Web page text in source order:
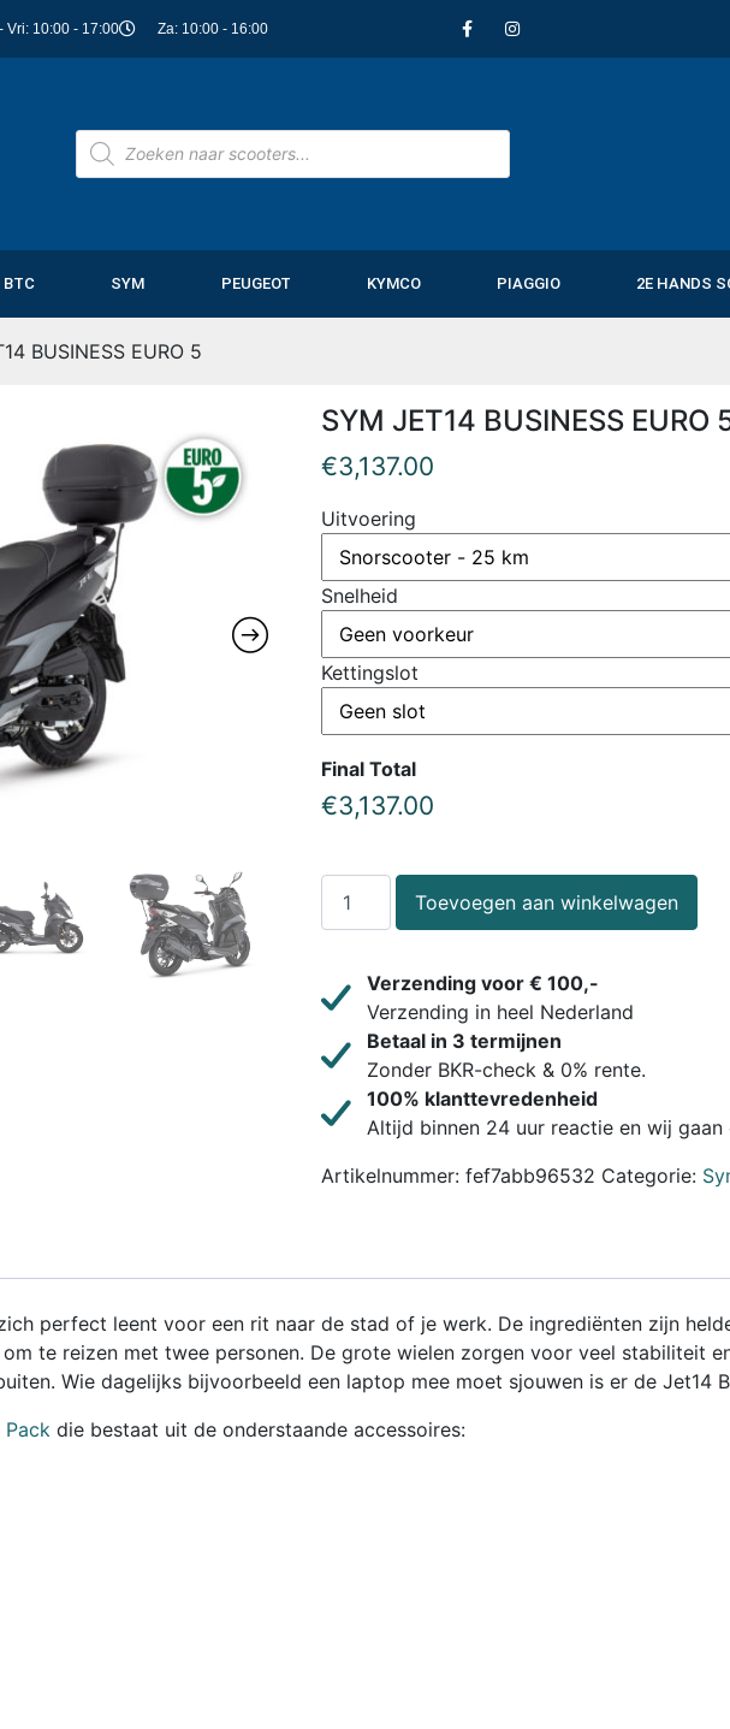
Vri: 10:00 - 17:00 Za: 10:00 - 16:00
BTC SYM PEUGEOT KYMCO PIAGGIO 2E HANDS
BUSINESS EURO 5
SYM JET14 BUSINESS EURO
€3,137.00
Uitvoering
Snelheid
Kettingslot
Final Total
€3,137.00
Toevoegen aan winkelwagen
Verzending voor € 100,-
Verzending in heel Nederland
Betaal in 3 termijnen
Zonder BKR-check & 0% rente.
100% klanttevredenheid
Altijd binnen 24 uur reactie en wij
Artikelnummer:fef7abb96532 Categorie:
perfect leent voor een rit naar de stad of je werk. De ingrediënten zijn
te reizen met twee personen. De grote wielen zorgen voor veel stabiliteit
Wie dagelijks bijvoorbeeld een laptop mee moet sjouwen is er de Jet14
Pack die bestaat uit de onderstaande accessoires: